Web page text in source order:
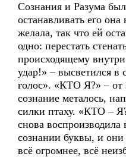
Сознания и Разума
останавливать его
желала, так что ей
одно: перестать
происходящему
удар!» – высветился в
голос». «КТО Я?» – от
сознание металось,
силки птаху. «КТО –
снова
сознании буквы, и они
всё огромнее, всё